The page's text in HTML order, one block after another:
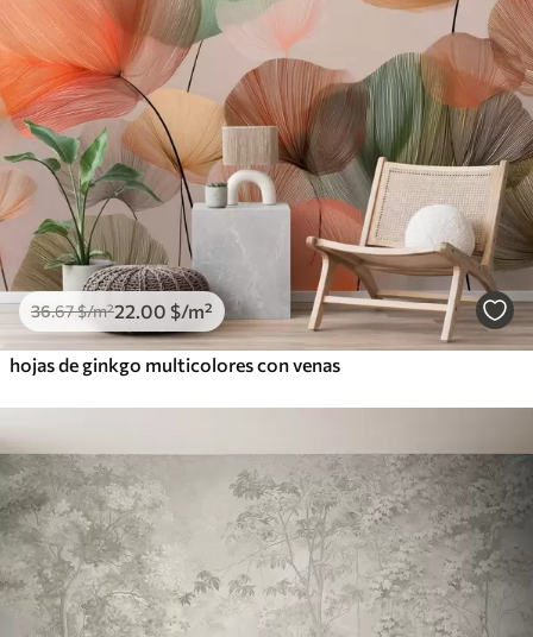
36.67$/m²22 .00 $/m²
hojas de ginkgo multicolores con venas